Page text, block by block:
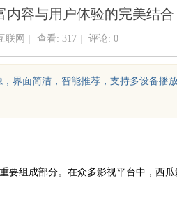
内容与用户体验的完美结合
联网 查看: 317 评论: 0
界面简洁，智能推荐，支持多设备播
要组成部分。在众多影视平台中，西